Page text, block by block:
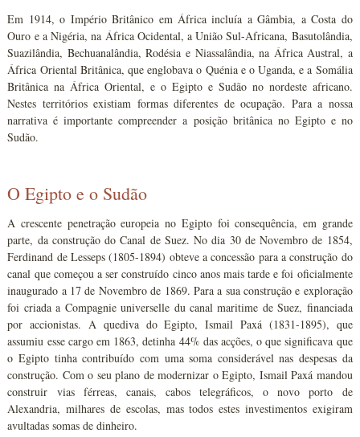
Em 1914, o Império Britânico em África incluía a Gâmbia, a Costa do
Ouro e a Nigéria, na África Ocidental, a União Sul-Africana, Basutolândia,
Suazilândia, Bechuanalândia, Rodésia e Niassalândia, na África Austral, a
África Oriental Britânica, que englobava o Quénia e o Uganda, e a Somália
Britânica na África Oriental, e o Egipto e Sudão no nordeste africano.
Nestes territórios existiam formas diferentes de ocupação. Para a nossa
narrativa é importante compreender a posição britânica no Egipto e no
Sudão.
O Egipto e o Sudão
A crescente penetração europeia no Egipto foi consequência, em grande
parte, da construção do Canal de Suez. No dia 30 de Novembro de 1854,
Ferdinand de Lesseps (1805-1894) obteve a concessão para a construção do
canal que começou a ser construído cinco anos mais tarde e foi oficialmente
inaugurado a 17 de Novembro de 1869. Para a sua construção e exploração
foi criada a Compagnie universelle du canal maritime de Suez, financiada
por accionistas. A quediva do Egipto, Ismail Paxá (1831-1895), que
assumiu esse cargo em 1863, detinha 44% das acções, o que significava que
o Egipto tinha contribuído com uma soma considerável nas despesas da
construção. Com o seu plano de modernizar o Egipto, Ismail Paxá mandou
construir vias férreas, canais, cabos telegráficos, o novo porto de
Alexandria, milhares de escolas, mas todos estes investimentos exigiram
avultadas somas de dinheiro.